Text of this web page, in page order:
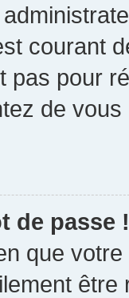
courant
pas pour
de
de passe !
que